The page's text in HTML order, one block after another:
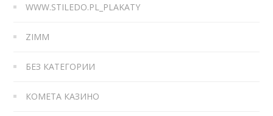
WWW.STILEDO.PL_PLAKATY
ZIMM
БЕЗ КАТЕГОРИИ
КОМЕТА КАЗИНО